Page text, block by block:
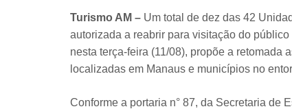
Turismo AM – Um total de dez das 42
autorizada a reabrir para visitação do
nesta terça-feira (11/08), propõe a retomada
localizadas em Manaus e municípios no
Conforme a portaria n° 87, da Secretaria de